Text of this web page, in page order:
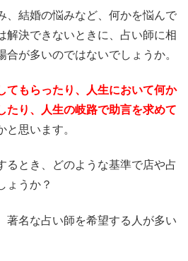
、結婚の悩みなど、何かを悩んで
解決できないときに、占い師に相
が多いのではないでしょうか。
てもらったり、人生において何か
たり、人生の岐路で助言を求めて
と思います。
るとき、どのような基準で店や占
ょうか？
著名な占い師を希望する人が多い